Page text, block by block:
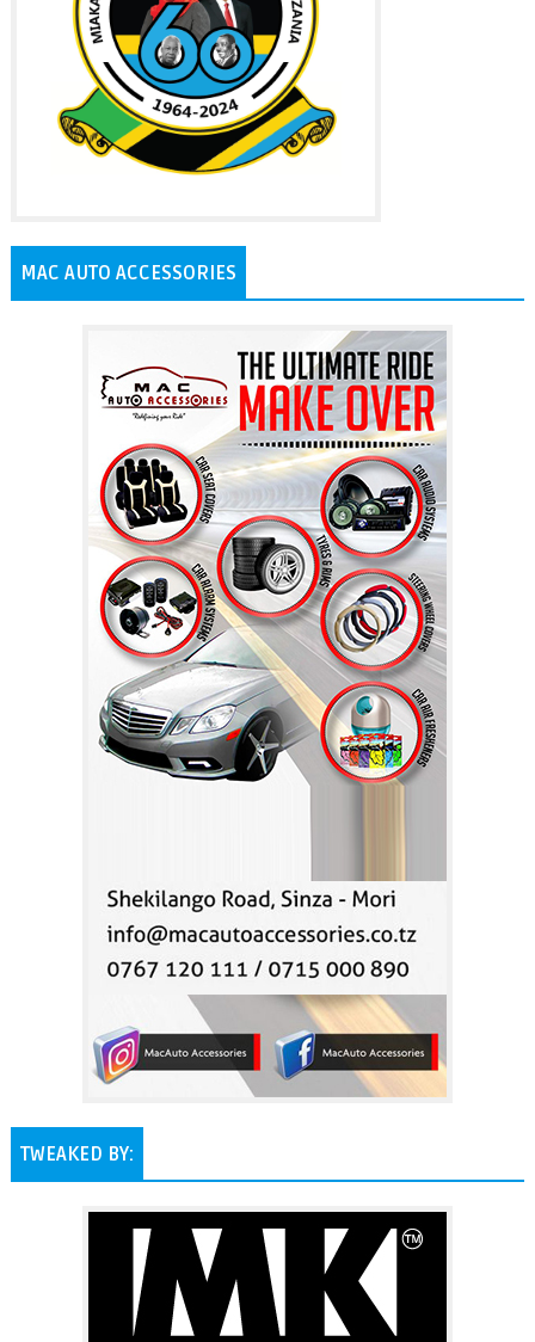
MAC AUTO ACCESSORIES
TWEAKED BY: